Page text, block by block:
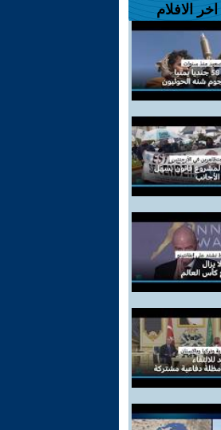
اخر الافلام